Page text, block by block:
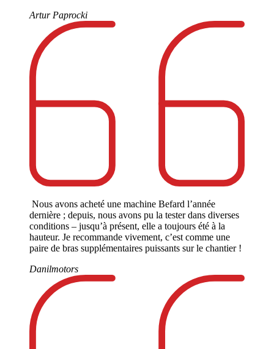
Artur Paprocki
Nous avons acheté une machine Befard l’année
dernière ; depuis, nous avons pu la tester dans diverses
conditions – jusqu’à présent, elle a toujours été à la
hauteur. Je recommande vivement, c’est comme une
paire de bras supplémentaires puissants sur le chantier !
Danilmotors